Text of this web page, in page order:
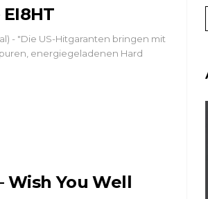
EI8HT
- "Die US-Hitgaranten bringen mit
energiegeladenen Hard
Wish You Well